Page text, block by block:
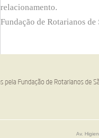
relacionamento.
Fundação de Rotarianos de
Av.